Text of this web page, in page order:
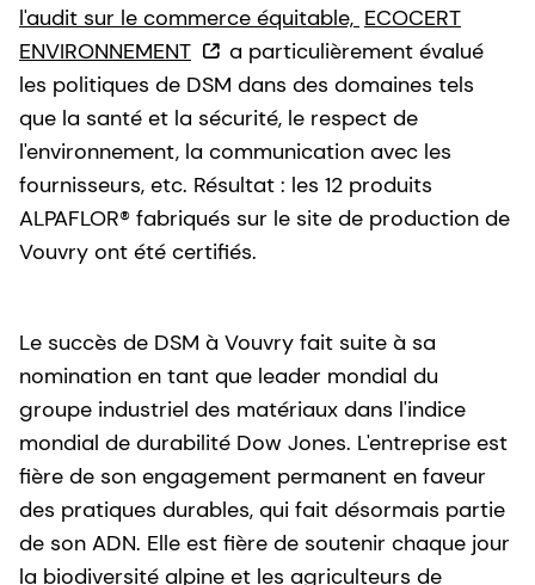
l'audit sur le commerce équitable, ECOCERT
ENVIRONNEMENT
a particulièrement évalué
les politiques de DSM dans des domaines tels
que la santé et la sécurité, le respect de
l'environnement, la communication avec les
fournisseurs, etc. Résultat : les 12 produits
ALPAFLOR® fabriqués sur le site de production de
Vouvry ont été certifiés.
Le succès de DSM à Vouvry fait suite à sa
nomination en tant que leader mondial du
groupe industriel des matériaux dans l'indice
mondial de durabilité Dow Jones. L'entreprise est
fière de son engagement permanent en faveur
des pratiques durables, qui fait désormais partie
de son ADN. Elle est fière de soutenir chaque jour
la biodiversité alpine et les agriculteurs de